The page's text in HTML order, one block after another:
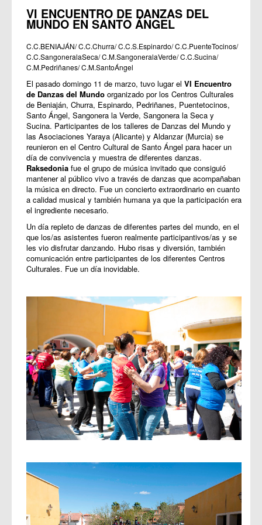
VI ENCUENTRO DE DANZAS DEL
MUNDO EN SANTO ÁNGEL
C.C.BENIAJÁN/ C.C.Churra/ C.C.S.Espinardo/ C.C.PuenteTocinos/
C.C.SangoneralaSeca/ C.M.SangoneralaVerde/ C.C.Sucina/
C.M.Pedriñanes/ C.M.SantoÁngel
El pasado domingo 11 de marzo, tuvo lugar el VI Encuentro
de Danzas del Mundo organizado por los Centros Culturales
de Beniaján, Churra, Espinardo, Pedriñanes, Puentetocinos,
Santo Ángel, Sangonera la Verde, Sangonera la Seca y
Sucina. Participantes de los talleres de Danzas del Mundo y
las Asociaciones Yaraya (Alicante) y Aldanzar (Murcia) se
reunieron en el Centro Cultural de Santo Ángel para hacer un
día de convivencia y muestra de diferentes danzas.
Raksedonia fue el grupo de música invitado que consiguió
mantener al público vivo a través de danzas que acompañaban
la música en directo. Fue un concierto extraordinario en cuanto
a calidad musical y también humana ya que la participación era
el ingrediente necesario.
Un día repleto de danzas de diferentes partes del mundo, en el
que los/as asistentes fueron realmente participantivos/as y se
les vio disfrutar danzando. Hubo risas y diversión, también
comunicación entre participantes de los diferentes Centros
Culturales. Fue un día inovidable.